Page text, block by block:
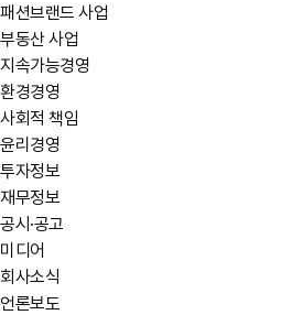
패션브랜드 사업
부동산 사업
지속가능경영
환경경영
사회적 책임
윤리경영
투자정보
재무정보
공시·공고
미디어
회사소식
언론보도